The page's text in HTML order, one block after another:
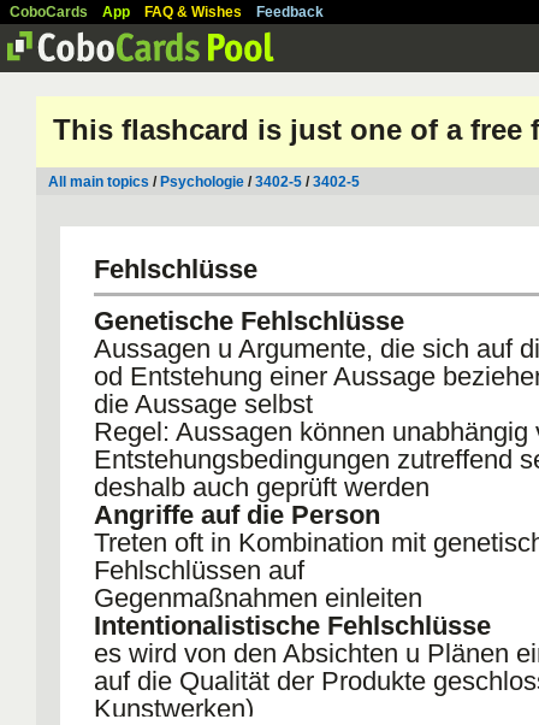
CoboCards App FAQ & Wishes Feedback
This flashcard is just one of a free
All main topics / Psychologie /3402-5 /3402-5
Fehlschlüsse
Genetische Fehlschlüsse
Aussagen u Argumente, die sich auf
od Entstehung einer Aussage
die Aussage selbst
Regel: Aussagen können unabhängig
Entstehungsbedingungen zutreffend
deshalb auch geprüft werden
Angriffe auf die Person
Treten oft in Kombination mit
Fehlschlüssen auf
Gegenmaßnahmen einleiten
Intentionalistische Fehlschlüsse
es wird von den Absichten u Plänen
auf die Qualität der Produkte
Kunstwerken)